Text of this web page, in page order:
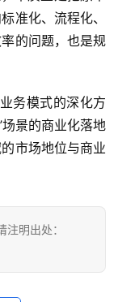
准化、流程化、
的问题，也是规
务模式的深化方
景的商业化落地
市场地位与商业
明出处：